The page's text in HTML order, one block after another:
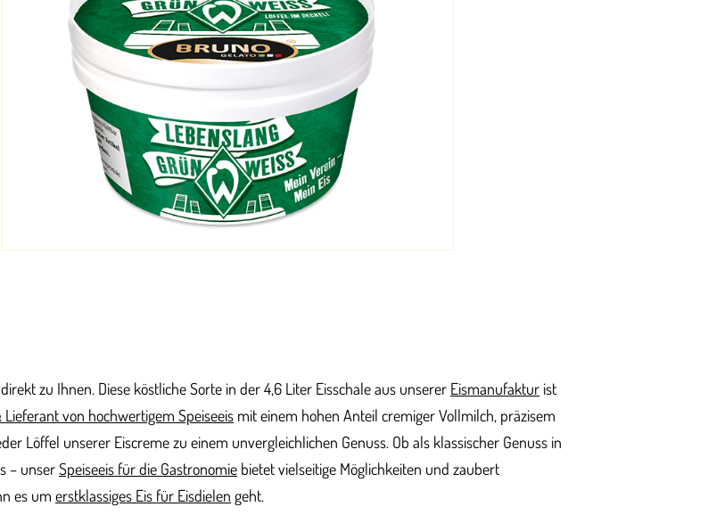
zu Ihnen. Diese köstliche Sorte in der 4,6 Liter Eisschale aus unserer Eismanufaktur ist
Lieferant von hochwertigem Speiseeis mit einem hohen Anteil cremiger Vollmilch, präzisem
Löffel unserer Eiscreme zu einem unvergleichlichen Genuss. Ob als klassischer Genuss in
– unserSpeiseeis für die Gastronomie bietet vielseitige Möglichkeiten und zaubert
es um erstklassiges Eis für Eisdielen geht.